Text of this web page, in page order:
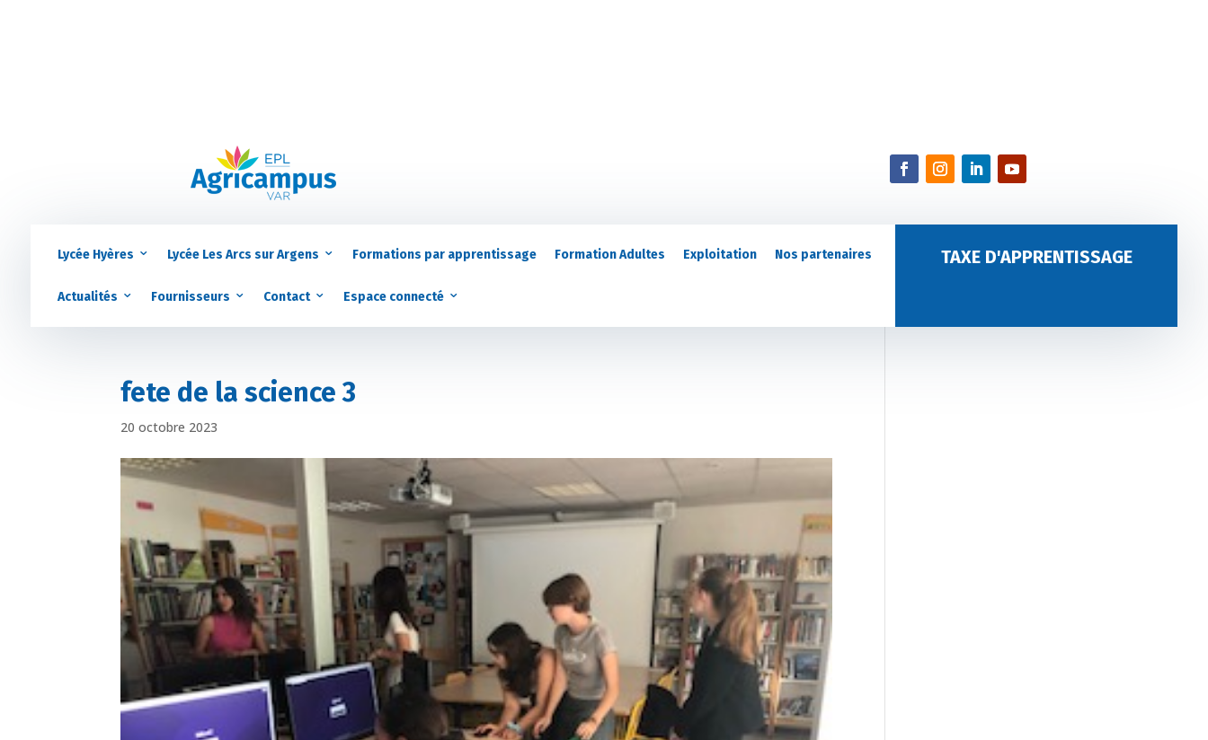
Lycée Hyères Lycée Les Arcs sur Argens Formations par apprentissage Formation Adultes Exploitation Nos partenaires
Actualités Fournisseurs Contact Espace connecté
TAXE D'APPRENTISSAGE
fete de la science 3
20 octobre 2023